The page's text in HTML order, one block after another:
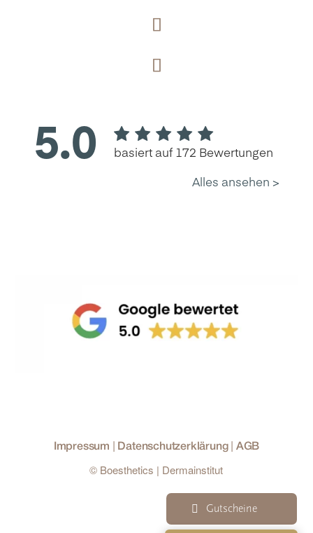
Gutscheine
Impressum | Datenschutzerklärung| AGB
© Boesthetics | Dermainstitut